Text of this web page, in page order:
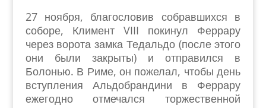
27 ноября, благословив собравшихся в
соборе, Климент VIII покинул Феррару
через ворота замка Тедальдо (после этого
они были закрыты) и отправился в
Болонью. В Риме, он пожелал, чтобы день
вступления Альдобрандини в Феррару
ежегодно отмечался торжественной